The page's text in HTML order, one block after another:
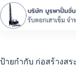
ป้ายกำกับ ก่อสร้างสร